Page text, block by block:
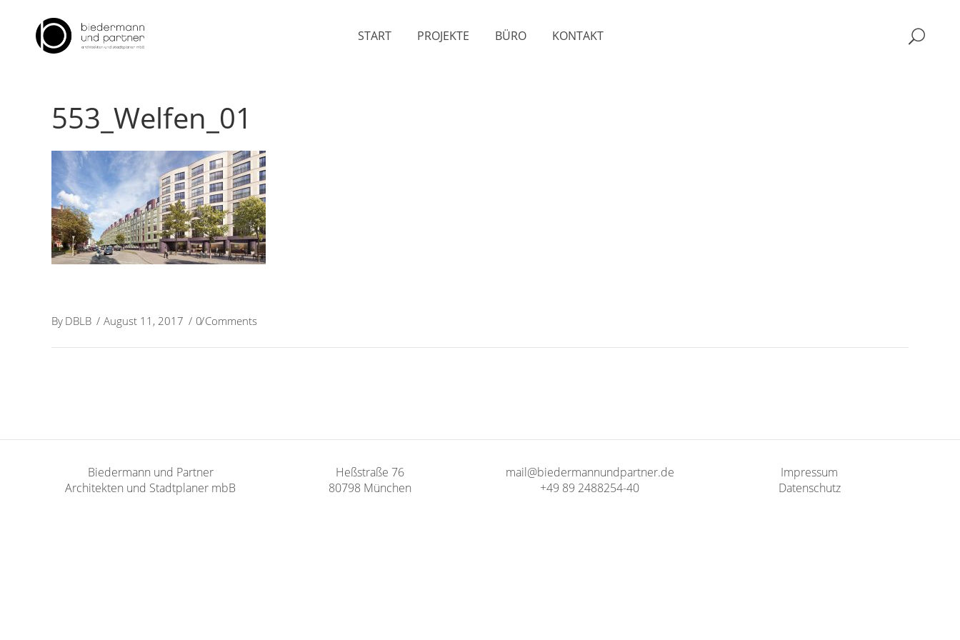
START PROJEKTE BÜRO KONTAKT
553_Welfen_01
By DBLB August 11, 2017 0 Comments
Biedermann und Partner
Architekten und Stadtplaner mbB
Heßstraße 76
80798 München
mail@biedermannundpartner.de
+49 89 2488254-40
Impressum
Datenschutz